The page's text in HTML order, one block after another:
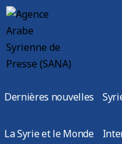
Dernières nouvelles
La Syrie et le Monde